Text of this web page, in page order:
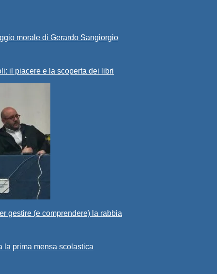
morale di Gerardo Sangiorgio
il piacere e la scoperta dei libri
gestire (e comprendere) la rabbia
la prima mensa scolastica